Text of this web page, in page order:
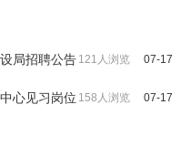
07-17
121人浏览
局招聘公告
07-17
158人浏览
心见习岗位